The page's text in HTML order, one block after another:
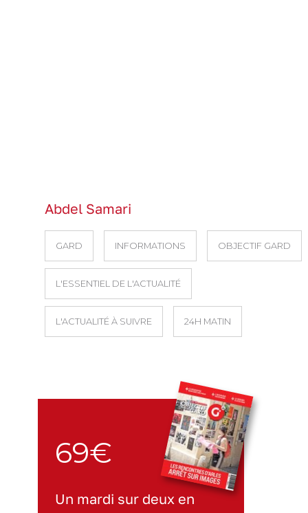
Abdel Samari
GARD INFORMATIONS OBJECTIF GARD
L'ESSENTIEL DE L'ACTUALITÉ
L'ACTUALITÉ À SUIVRE 24H MATIN
69€
Un mardi sur deux en